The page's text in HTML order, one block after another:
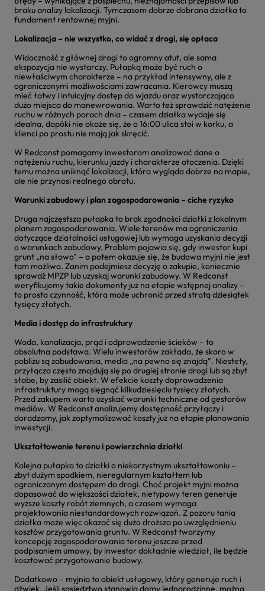
braku analizy lokalizacji. Tymczasem dobrze dobrana działka to
fundament rentownej myjni.
Lokalizacja – nie wszystko, co widać z drogi, się opłaca
Widoczność z głównej drogi to ogromny atut, ale sama
ekspozycja nie wystarczy. Pułapką może być ruch o
niewłaściwym charakterze – na przykład intensywny, ale z
ograniczonymi możliwościami zawracania. Kierowcy muszą
mieć łatwy i intuicyjny dostęp do wjazdu oraz wystarczająco
dużo miejsca do manewrowania. Warto też sprawdzić natężenie
ruchu w różnych porach dnia – czasem działka wydaje się
idealna, dopóki nie okaże się, że o 16:00 ulica stoi w korku, a
klienci po prostu nie mają jak skręcić.
W Redconst pomagamy inwestorom analizować dane o
natężeniu ruchu, kierunku jazdy i charakterze otoczenia. Dzięki
temu można uniknąć lokalizacji, która wygląda dobrze na mapie,
ale nie przynosi realnego obrotu.
Warunki zabudowy i plan zagospodarowania – ciche ryzyko
Druga najczęstsza pułapka to brak zgodności działki z lokalnym
planem zagospodarowania. Wiele terenów ma ograniczenia
dotyczące działalności usługowej lub wymaga uzyskania decyzji
o warunkach zabudowy. Problem pojawia się, gdy inwestor kupi
grunt „na słowo" – a potem okazuje się, że budowa myjni nie jest
tam możliwa. Zanim podejmiesz decyzję o zakupie, koniecznie
sprawdź MPZP lub uzyskaj warunki zabudowy. W Redconst
weryfikujemy takie dokumenty już na etapie wstępnej analizy –
to prosta czynność, która może uchronić przed stratą dziesiątek
tysięcy złotych.
Media i dostęp do infrastruktury
Woda, kanalizacja, prąd i odprowadzenie ścieków – to
absolutna podstawa. Wielu inwestorów zakłada, że skoro w
pobliżu są zabudowania, media „na pewno się znajdą". Niestety,
przyłącza często znajdują się po drugiej stronie drogi lub są zbyt
słabe, by zasilić obiekt. W efekcie koszty doprowadzenia
infrastruktury mogą sięgnąć kilkudziesięciu tysięcy złotych.
Przed zakupem warto uzyskać warunki techniczne od gestorów
mediów. W Redconst analizujemy dostępność przyłączy i
doradzamy, jak zoptymalizować koszty już na etapie planowania
inwestycji.
Ukształtowanie terenu i powierzchnia działki
Kolejna pułapka to działki o niekorzystnym ukształtowaniu –
zbyt dużym spadkiem, nieregularnym kształtem lub
ograniczonym dostępem do drogi. Choć projekt myjni można
dopasować do większości działek, nietypowy teren generuje
wyższe koszty robót ziemnych, a czasem wymaga
projektowania niestandardowych rozwiązań. Z pozoru tania
działka może więc okazać się dużo droższa po uwzględnieniu
kosztów przygotowania gruntu. W Redconst tworzymy
koncepcję zagospodarowania terenu jeszcze przed
podpisaniem umowy, by inwestor dokładnie wiedział, ile będzie
kosztować przygotowanie budowy.
Dodatkowo – myjnia to obiekt usługowy, który generuje ruch i
dźwięk. Jeśli sąsiedztwo stanowią domy jednorodzinne, można